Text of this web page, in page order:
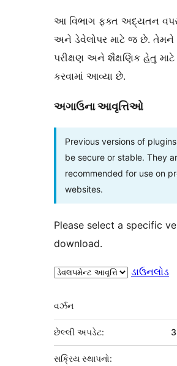
આ વિભાગ ફક્ત અદ્યતન
અને ડેવેલોપર માટે જ છે. તેમને
પરીક્ષણ અને શૈક્ષણિક હેતુ
કરવામાં આવ્યા છે.
અગાઉના આવૃત્તિઓ
Previous versions of
be secure or stable. They
recommended for use on
websites.
Please select a specific
download.
ડાઉનલોડ
મેટા
વર્ઝન
છેલ્લી અપડેટ:
સક્રિય સ્થાપનો: